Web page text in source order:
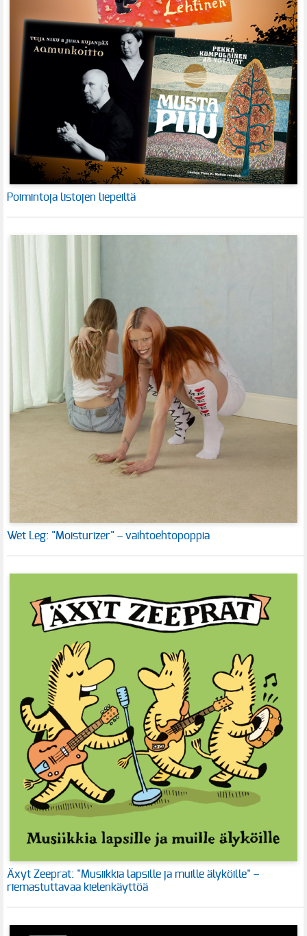
Poimintoja listojen liepeiltä
Wet Leg: "Moisturizer" – vaihtoehtopoppia
Äxyt Zeeprat: "Musiikkia lapsille ja muille älyköille" –
riemastuttavaa kielenkäyttöä